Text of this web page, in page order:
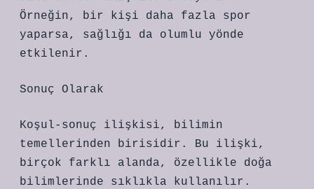
Örneğin, bir kişi daha fazla spor
yaparsa, sağlığı da olumlu yönde
etkilenir.
Sonuç Olarak
Koşul-sonuç ilişkisi, bilimin
temellerinden birisidir. Bu ilişki,
birçok farklı alanda, özellikle doğa
bilimlerinde sıklıkla kullanılır.